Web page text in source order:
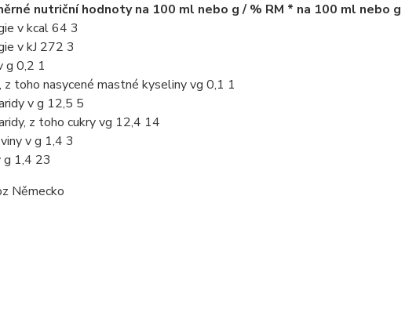
nutriční hodnoty na 100 ml nebo g / % RM * na 100 ml nebo g
v kcal 64 3
v kJ 272 3
g 0,2 1
z toho nasycené mastné kyseliny vg 0,1 1
v g 12,5 5
z toho cukry vg 12,4 14
v g 1,4 3
g 1,4 23
Německo